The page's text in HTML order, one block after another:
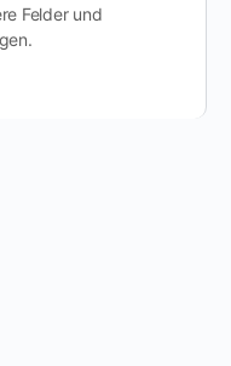
Felder und